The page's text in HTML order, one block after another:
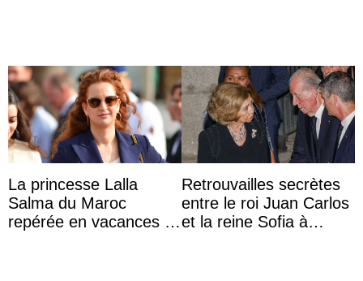
La princesse Lalla
Salma du Maroc
repérée en vacances à
Retrouvailles secrètes
entre le roi Juan Carlos
et la reine Sofia à